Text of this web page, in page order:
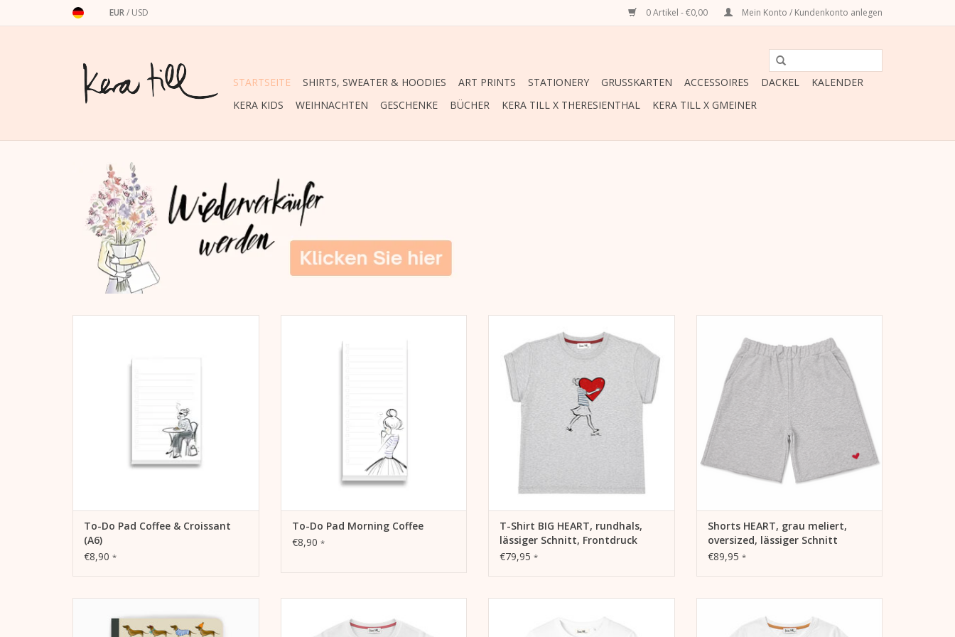
EUR/ USD 0 Artikel - €0,00 Mein Konto / Kundenkonto anlegen
STARTSEITE SHIRTS, SWEATER & HOODIES ART PRINTS STATIONERY GRUSSKARTEN ACCESSOIRES DACKEL
KALENDER
KERA KIDS
WEIHNACHTEN GESCHENKE BÜCHER KERA TILL X THERESIENTHAL KERA TILL X GMEINER
To-Do Pad Coffee & Croissant
(A6)
€8,90 *
festhalten von Zielen und Träumen
To-Do Pad Morning Coffee
€8,90 *
weltfreundlich und ohne chemische
Pestizide angebaut
- Single Jersey, grau meliert
- Rundhals, Halbarm, lässiger Schnitt
ZUM WARENKORB HINZUFÜGEN
T-Shirt BIG HEART, rundhals,
lässiger Schnitt, Frontdruck
€79,95 *
weltfreundlich und ohne chemische
Pestizide angebaut
- 180gr/m²
- Rundhals, Halbarm, oversized, lässiger
Schnitt
ZUM WARENKORB HINZUFÜGEN
Shorts HEART, grau meliert,
oversized, lässiger Schnitt
€89,95 *
zu deinem täglichen Begleiter, das durch
die hochwertige Verarbeitung überall ein
weltfreundlich und ohne chemische
Pestizide angebaut
weltfreundlich und ohne chemische
Pestizide angebaut
weltfreundlich und ohne chemische
Pestizide angebaut